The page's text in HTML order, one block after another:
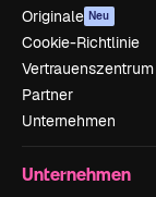
Originale Neu
Cookie-Richtlinie
Vertrauenszentrum
Partner
Unternehmen
Unternehmen